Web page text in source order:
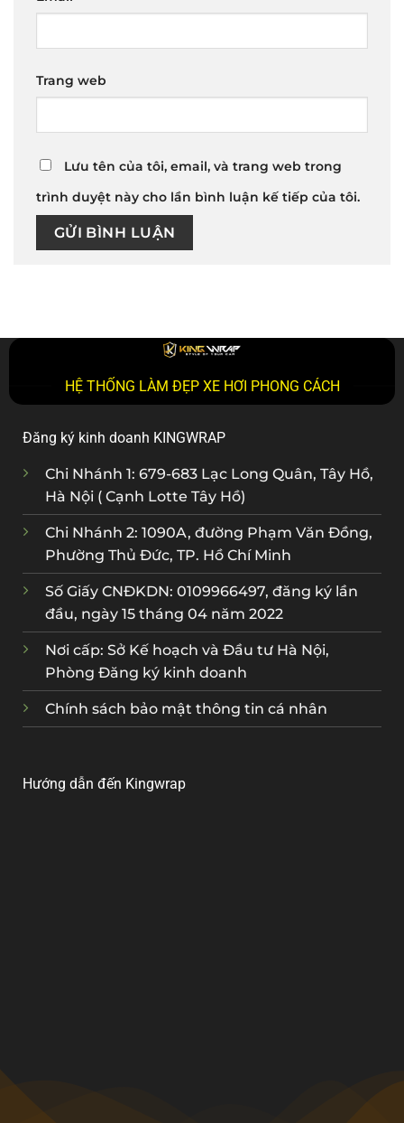
Trang web
Lưu tên của tôi, email, và trang web trong
trình duyệt này cho lần bình luận kế tiếp của tôi.
HỆ THỐNG LÀM ĐẸP XE HƠI PHONG CÁCH
Đăng ký kinh doanh KINGWRAP
Chi Nhánh 1: 679-683 Lạc Long Quân, Tây Hồ,
Hà Nội ( Cạnh Lotte Tây Hồ)
Chi Nhánh 2: 1090A, đường Phạm Văn Đồng,
Phường Thủ Đức, TP. Hồ Chí Minh
Số Giấy CNĐKDN: 0109966497, đăng ký lần
đầu, ngày 15 tháng 04 năm 2022
Nơi cấp: Sở Kế hoạch và Đầu tư Hà Nội,
Phòng Đăng ký kinh doanh
Chính sách bảo mật thông tin cá nhân
Hướng dẫn đến Kingwrap